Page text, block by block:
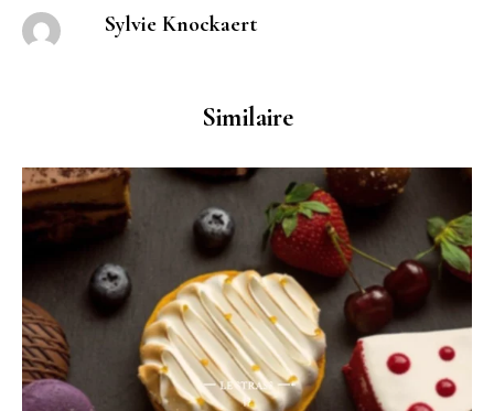
Sylvie Knockaert
Similaire